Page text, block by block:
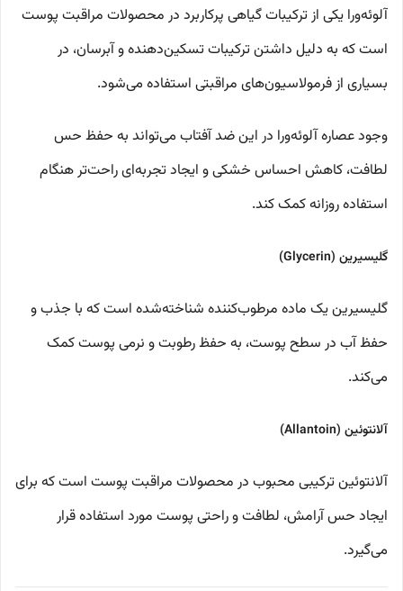
آلوئه‌ورا یکی از ترکیبات گیاهی پرکاربرد در محصولات مراقبت پوست
است که به دلیل داشتن ترکیبات تسکین‌دهنده و آبرسان، در
بسیاری از فرمولاسیون‌های مراقبتی استفاده می‌شود.
وجود عصاره آلوئه‌ورا در این ضد آفتاب می‌تواند به حفظ حس
لطافت، کاهش احساس خشکی و ایجاد تجربه‌ای راحت‌تر هنگام
استفاده روزانه کمک کند.
گلیسیرین (Glycerin)
گلیسیرین یک ماده مرطوب‌کننده شناخته‌شده است که با جذب و
حفظ آب در سطح پوست، به حفظ رطوبت و نرمی پوست کمک
می‌کند.
آلانتوئین (Allantoin)
آلانتوئین ترکیبی محبوب در محصولات مراقبت پوست است که برای
ایجاد حس آرامش، لطافت و راحتی پوست مورد استفاده قرار
می‌گیرد.